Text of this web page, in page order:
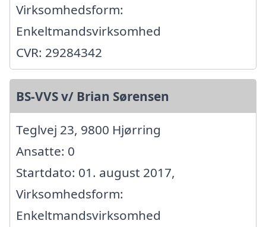
Virksomhedsform:
Enkeltmandsvirksomhed
CVR: 29284342
BS-VVS v/ Brian Sørensen
Teglvej 23, 9800 Hjørring
Ansatte: 0
Startdato: 01. august 2017,
Virksomhedsform:
Enkeltmandsvirksomhed